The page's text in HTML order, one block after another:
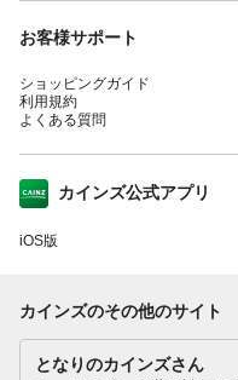
お客様サポート
ショッピングガイド
利用規約
よくある質問
カインズ公式アプリ
iOS版
カインズのその他のサイト
となりのカインズさん